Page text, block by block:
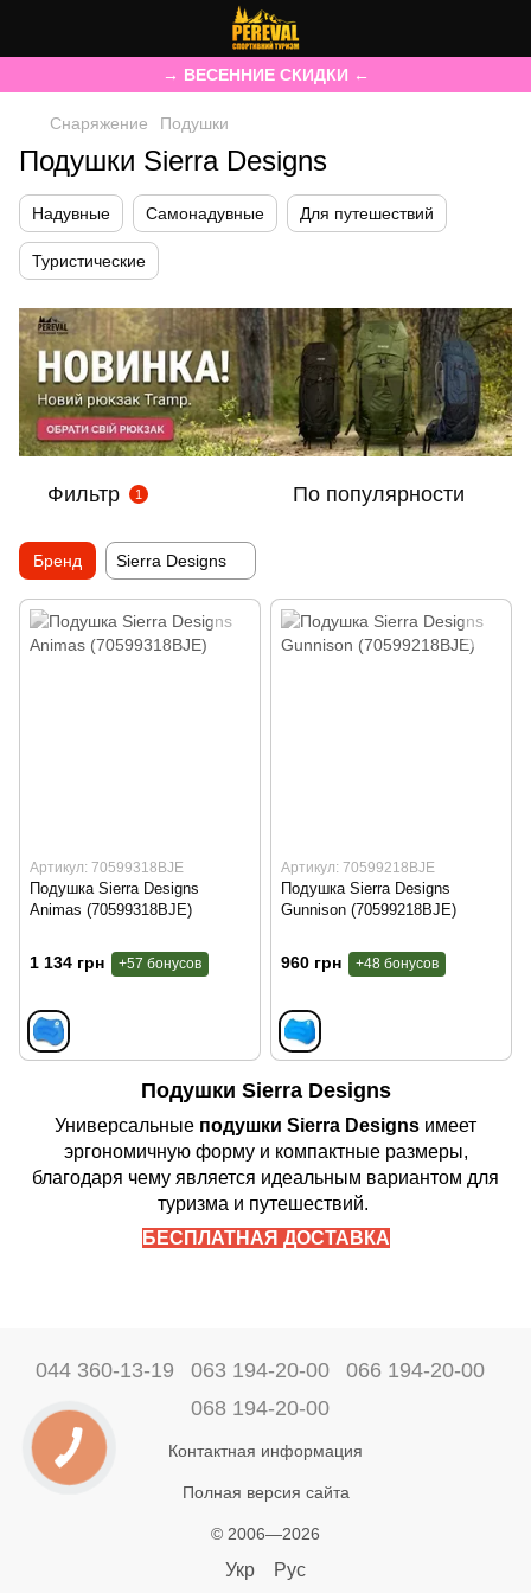
→ ВЕСЕННИЕ СКИДКИ ←
Снаряжение Подушки
Подушки Sierra Designs
Надувные Самонадувные Для путешествий
Туристические
Фильтр 1 По популярности
Бренд Sierra Designs
Артикул: 70599318BJE
Подушка Sierra Designs
Animas (70599318BJE)
1 134 грн +57 бонусов
Артикул: 70599218BJE
Подушка Sierra Designs
Gunnison (70599218BJE)
960 грн +48 бонусов
Подушки Sierra Designs
Универсальные подушки Sierra Designs имеет
эргономичную форму и компактные размеры,
благодаря чему является идеальным вариантом для
туризма и путешествий.
БЕСПЛАТНАЯ ДОСТАВКА
044 360-13-19 063 194-20-00
066 194-20-00
068 194-20-00
Контактная информация
Полная версия сайта
© 2006—2026
Укр Рус